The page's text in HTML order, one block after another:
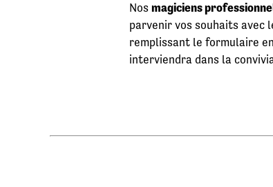
Nos magiciens
parvenir vos souhaits avec
remplissant le formulaire
interviendra dans la